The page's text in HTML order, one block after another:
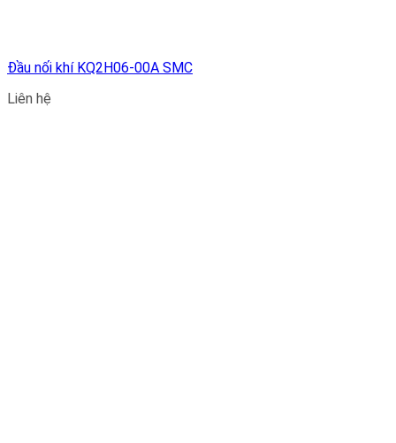
Đầu nối khí KQ2H06-00A SMC
Liên hệ